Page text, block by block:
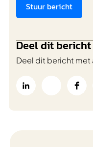
Stuur bericht
Deel dit bericht
Deel dit bericht met